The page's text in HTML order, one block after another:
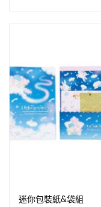
迷你包裝紙&袋組